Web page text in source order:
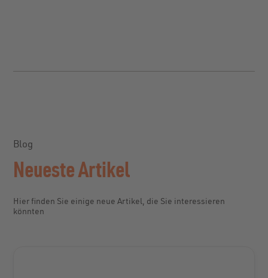
Blog
Neueste Artikel
Hier finden Sie einige neue Artikel, die Sie interessieren
könnten